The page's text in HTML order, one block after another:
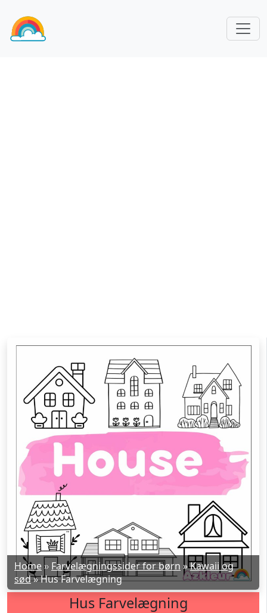
Home» Farvelægningssider for børn »Kawaii og
sød»Hus Farvelægning
Hus Farvelægning